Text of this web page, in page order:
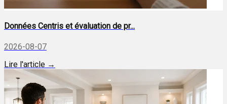
Données Centris et évaluation de pr...
2026-08-07
Lire l'article →